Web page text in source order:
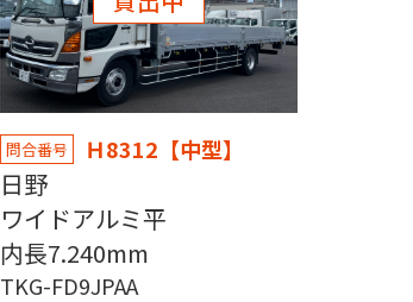
問合番号 Ｈ8312【中型】
日野
ワイドアルミ平
内長7.240mm
TKG-FD9JPAA